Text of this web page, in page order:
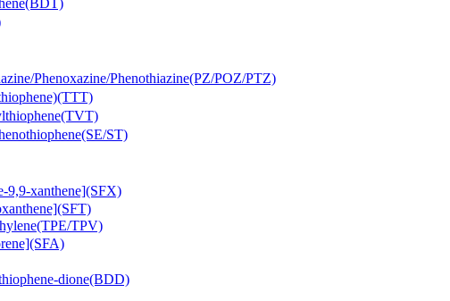
Phenoxazine/Phenothiazine(PZ/POZ/PTZ)
ST)
xanthene](SFX)
TPV)
dione(BDD)